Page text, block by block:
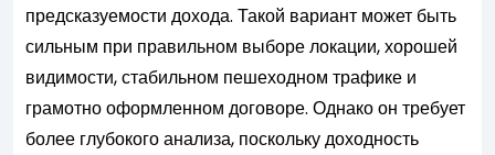
предсказуемости дохода. Такой вариант может быть
сильным при правильном выборе локации, хорошей
видимости, стабильном пешеходном трафике и
грамотно оформленном договоре. Однако он требует
более глубокого анализа, поскольку доходность